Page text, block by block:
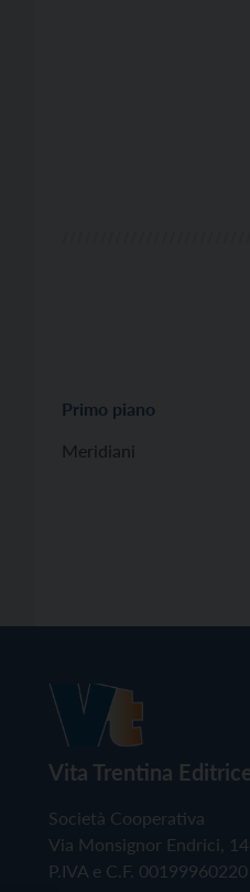
Primo piano
Meridiani
Vita Trentina
Società Cooperativa
Via Monsignor Endrici,
P.IVA e C.F. 00199960220